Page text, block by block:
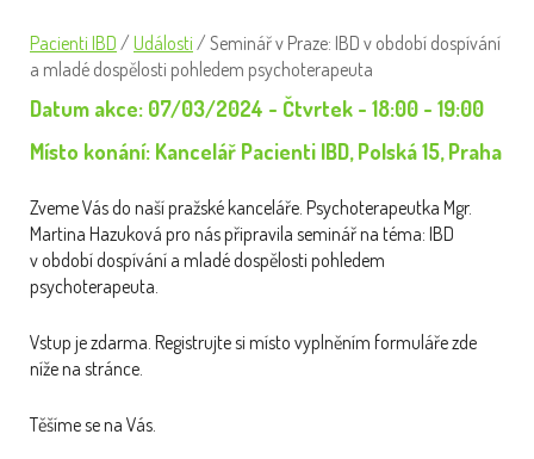
Pacienti IBD / Události / Seminář v Praze: IBD v období dospívání
a mladé dospělosti pohledem psychoterapeuta
Datum akce: 07/03/2024 - Čtvrtek - 18:00 - 19:00
Místo konání: Kancelář Pacienti IBD, Polská 15, Praha
Zveme Vás do naší pražské kanceláře. Psychoterapeutka Mgr.
Martina Hazuková pro nás připravila seminář na téma: IBD
v období dospívání a mladé dospělosti pohledem
psychoterapeuta.
Vstup je zdarma. Registrujte si místo vyplněním formuláře zde
níže na stránce.
Těšíme se na Vás.